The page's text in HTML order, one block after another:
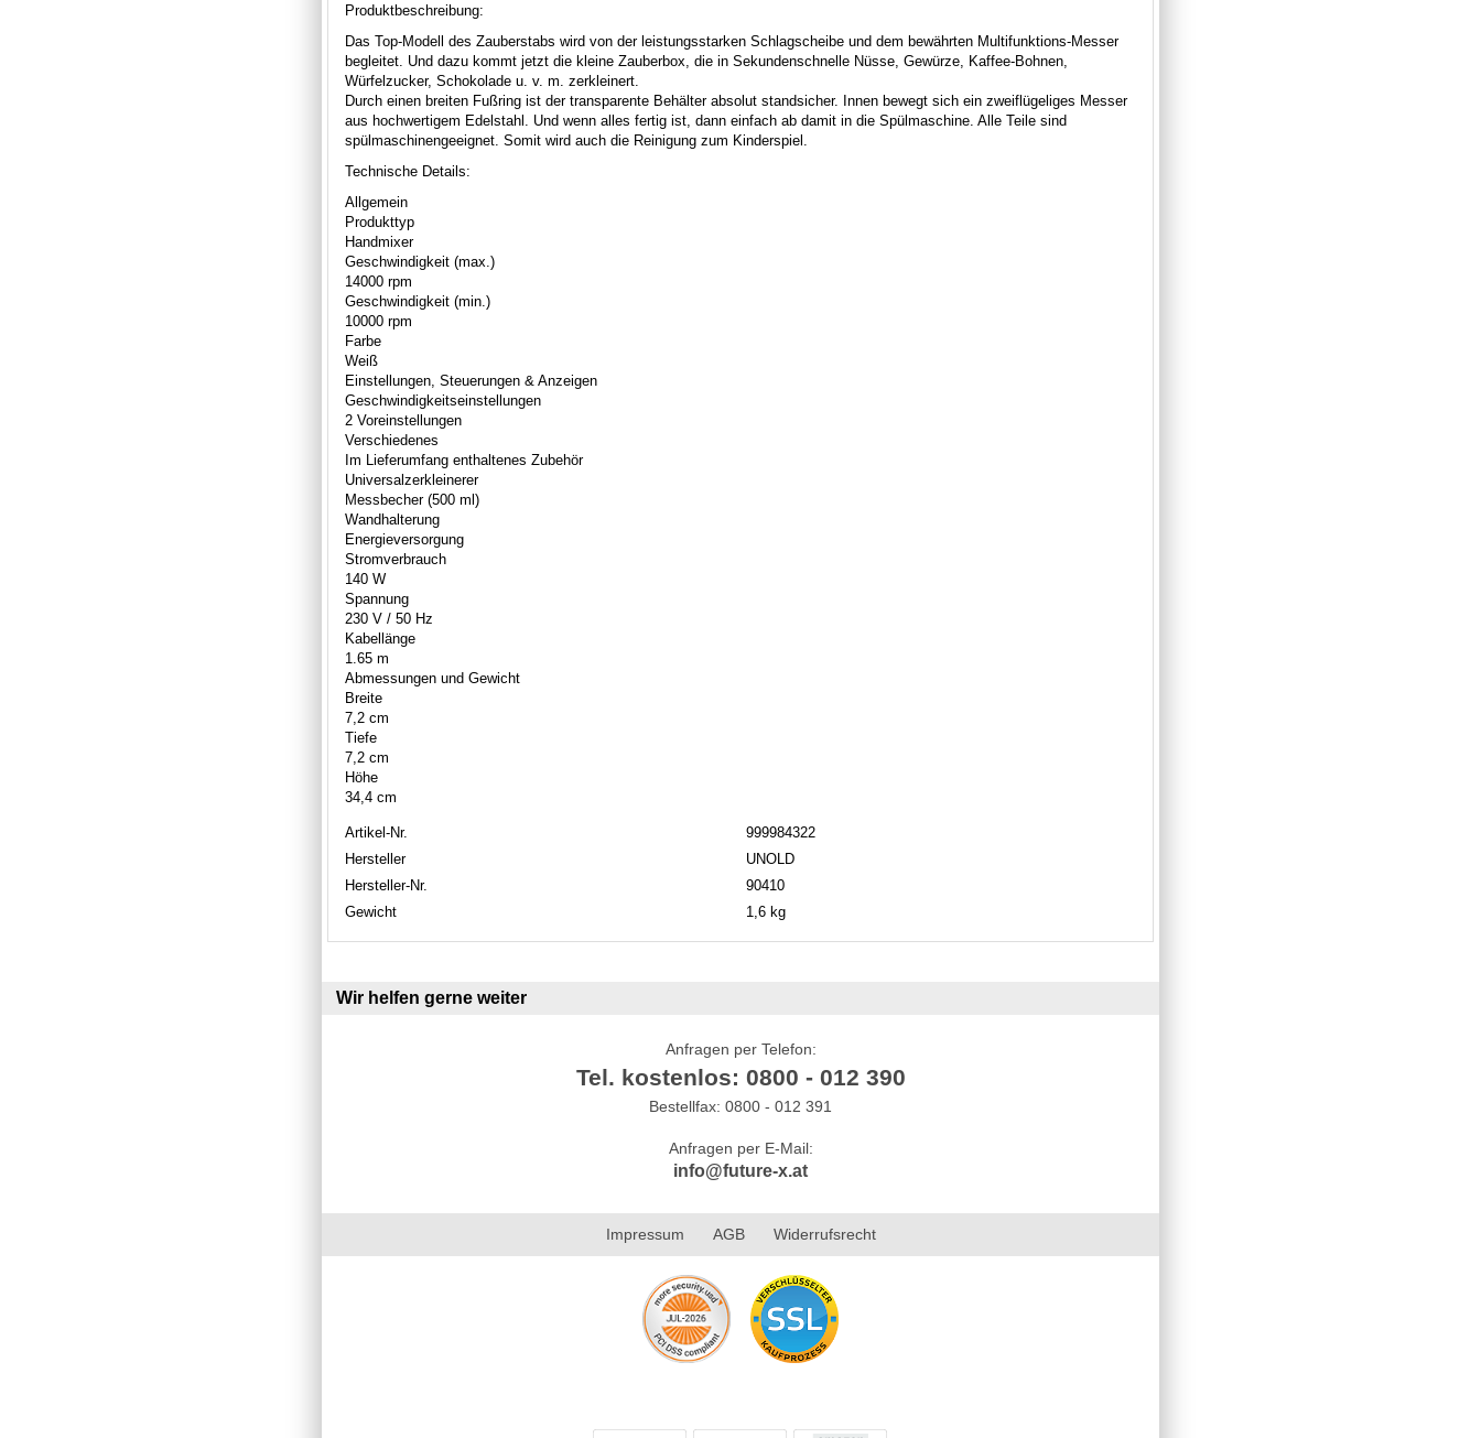
Produktbeschreibung:
Das Top-Modell des Zauberstabs wird von der leistungsstarken Schlagscheibe und dem bewährten Multifunktions-Messer
begleitet. Und dazu kommt jetzt die kleine Zauberbox, die in Sekundenschnelle Nüsse, Gewürze, Kaffee-Bohnen,
Würfelzucker, Schokolade u. v. m. zerkleinert.
Durch einen breiten Fußring ist der transparente Behälter absolut standsicher. Innen bewegt sich ein zweiflügeliges Messer
aus hochwertigem Edelstahl. Und wenn alles fertig ist, dann einfach ab damit in die Spülmaschine. Alle Teile sind
spülmaschinengeeignet. Somit wird auch die Reinigung zum Kinderspiel.
Technische Details:
Allgemein
Produkttyp
Handmixer
Geschwindigkeit (max.)
14000 rpm
Geschwindigkeit (min.)
10000 rpm
Farbe
Weiß
Einstellungen, Steuerungen & Anzeigen
Geschwindigkeitseinstellungen
2 Voreinstellungen
Verschiedenes
Im Lieferumfang enthaltenes Zubehör
Universalzerkleinerer
Messbecher (500 ml)
Wandhalterung
Energieversorgung
Stromverbrauch
140 W
Spannung
230 V / 50 Hz
Kabellänge
1.65 m
Abmessungen und Gewicht
Breite
7,2 cm
Tiefe
7,2 cm
Höhe
34,4 cm
Artikel-Nr.
999984322
Hersteller
UNOLD
Hersteller-Nr.
90410
Gewicht
1,6 kg
Wir helfen gerne weiter
Anfragen per Telefon:
Tel. kostenlos: 0800 - 012 390
Bestellfax: 0800 - 012 391
Anfragen per E-Mail:
info@future-x.at
Impressum AGB Widerrufsrecht